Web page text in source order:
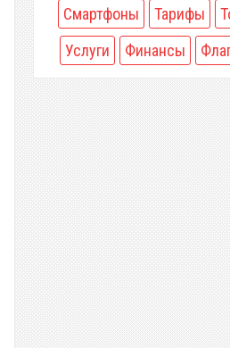
Смартфоны
Тарифы
Услуги
Финансы